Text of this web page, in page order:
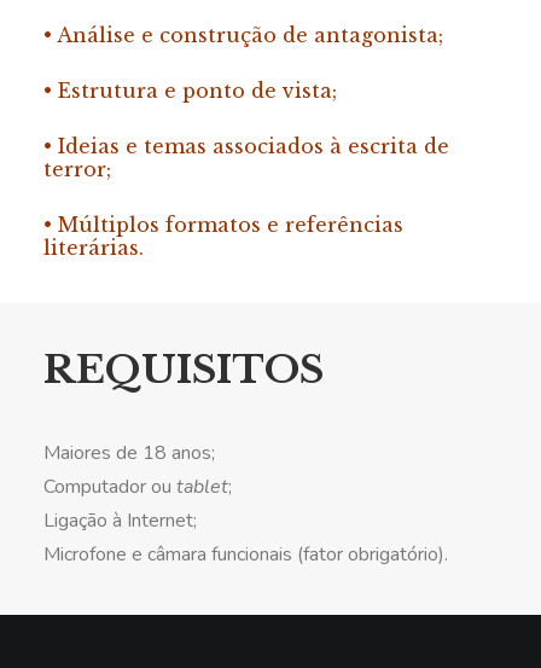
• Análise e construção de antagonista;
• Estrutura e ponto de vista;
• Ideias e temas associados à escrita de
terror;
• Múltiplos formatos e referências
literárias.
REQUISITOS
Maiores de 18 anos;
Computador ou tablet;
Ligação à Internet;
Microfone e câmara funcionais (fator obrigatório).